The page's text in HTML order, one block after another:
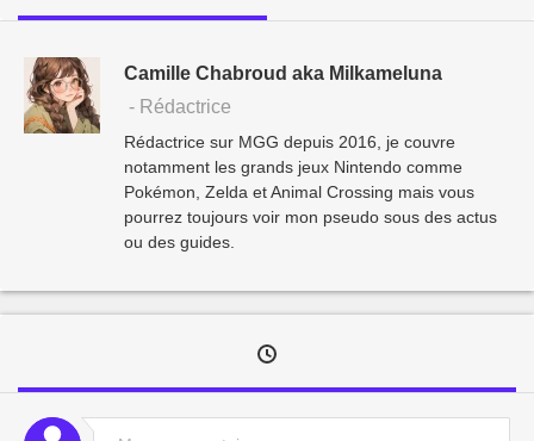
Camille Chabroud aka Milkameluna
- Rédactrice
Rédactrice sur MGG depuis 2016, je couvre
notamment les grands jeux Nintendo comme
Pokémon, Zelda et Animal Crossing mais vous
pourrez toujours voir mon pseudo sous des actus
ou des guides.